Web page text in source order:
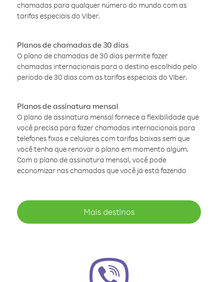
chamadas para qualquer número do mundo com as
tarifas especiais do Viber.
Planos de chamadas de 30 dias
O plano de chamadas de 30 dias permite fazer
chamadas internacionais para o destino escolhido pelo
período de 30 dias com as tarifas especiais do Viber.
Planos de assinatura mensal
O plano de assinatura mensal fornece a flexibilidade que
você precisa para fazer chamadas internacionais para
telefones fixos e celulares com tarifas baixas sem que
você tenha que renovar o plano em momento algum.
Com o plano de assinatura mensal, você pode
economizar nas chamadas que você já está fazendo
Mais destinos